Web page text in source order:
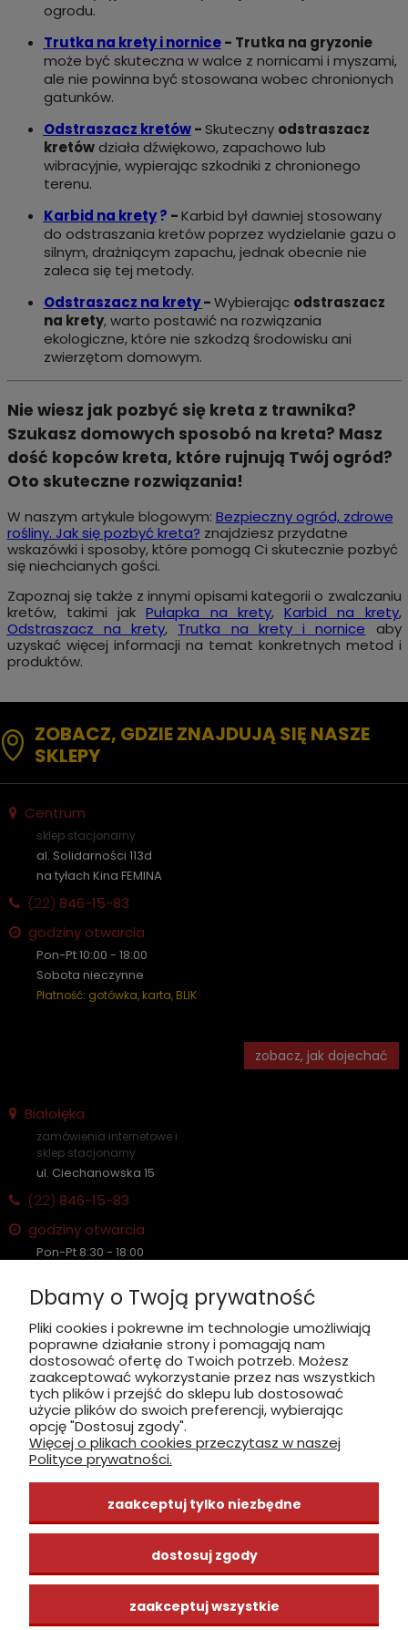
ogrodu.
Trutka na krety i nornice- Trutka na gryzonie
może być skuteczna w walce z nornicami i myszami,
ale nie powinna być stosowana wobec chronionych
gatunków.
Odstraszacz kretów-Skuteczny odstraszacz
kretówdziała dźwiękowo, zapachowo lub
wibracyjnie, wypierając szkodniki z chronionego
terenu.
Karbid na krety? -Karbid był dawniej stosowany
do odstraszania kretów poprzez wydzielanie gazu o
silnym, drażniącym zapachu, jednak obecnie nie
zaleca się tej metody.
Odstraszacz na krety -Wybierając odstraszacz
na krety, warto postawić na rozwiązania
ekologiczne, które nie szkodzą środowisku ani
zwierzętom domowym.
Nie wiesz jak pozbyć się kreta z trawnika?
Szukasz domowych sposobó na kreta? Masz
dość kopców kreta, które rujnują Twój ogród?
Oto skuteczne rozwiązania!
W naszym artykule blogowym: Bezpieczny ogród, zdrowe
rośliny. Jak się pozbyć kreta? znajdziesz przydatne
wskazówki i sposoby, które pomogą Ci skutecznie pozbyć
się niechcianych gości.
Zapoznaj się także z innymi opisami kategorii o zwalczaniu
kretów, takimi jakPułapka na krety, Karbid na krety,
Odstraszacz na krety, Trutka na krety i nornice aby
uzyskać więcej informacji na temat konkretnych metod i
produktów.
ZOBACZ, GDZIE ZNAJDUJĄ SIĘ NASZE
SKLEPY
Centrum
sklep stacjonarny
al. Solidarności 113d
na tyłach Kina FEMINA
(22) 846-15-83
godziny otwarcia
Pon-Pt 10:00 - 18:00
Sobota nieczynne
Płatność: gotówka, karta, BLIK
zobacz, jak dojechać
Białołęka
zamówienia internetowe i
sklep stacjonarny
ul. Ciechanowska 15
(22) 846-15-83
godziny otwarcia
Pon-Pt 8:30 - 18:00
Płatność: gotówka, karta, BLIK
zobacz, jak dojechać
INFORMACJE
ZAKUPY
CENTRUM WIEDZY
Dbamy o Twoją prywatność
Pliki cookies i pokrewne im technologie umożliwiają
poprawne działanie strony i pomagają nam
dostosować ofertę do Twoich potrzeb. Możesz
zaakceptować wykorzystanie przez nas wszystkich
tych plików i przejść do sklepu lub dostosować
użycie plików do swoich preferencji, wybierając
opcję "Dostosuj zgody".
Więcej o plikach cookies przeczytasz w naszej
Polityce prywatności.
zaakceptuj tylko niezbędne
dostosuj zgody
zaakceptuj wszystkie